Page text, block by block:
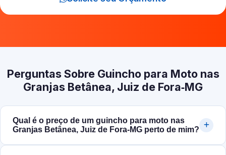
Perguntas Sobre Guincho para Moto nas
Granjas Betânea, Juiz de Fora‑MG
Qual é o preço de um guincho para moto nas
Granjas Betânea, Juiz de Fora‑MG perto de mim?